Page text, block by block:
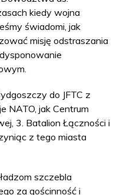
kiedy wojna
świadomi, jak
misję odstraszania
do JFTC z
NATO, jak Centrum
3. Batalion Łączności i
z tego miasta
szczebla
za gościnność i